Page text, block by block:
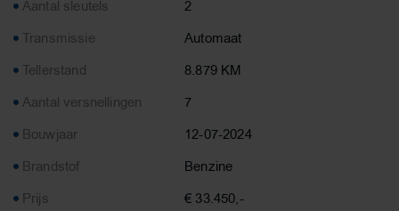
Aantal sleutels
2
Transmissie
Automaat
Tellerstand
8.879 KM
Aantal versnellingen
7
Bouwjaar
12-07-2024
Brandstof
Benzine
Prijs
€ 33.450,-